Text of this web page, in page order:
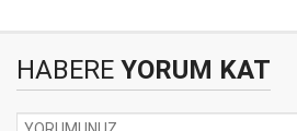
HABERE YORUM KAT